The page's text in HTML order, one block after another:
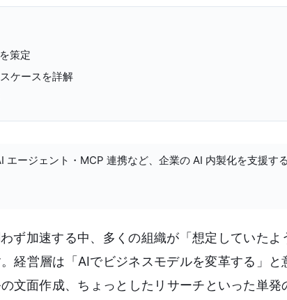
策定
ケースを詳解
ージェント・MCP 連携など、企業の AI 内製化を支援す
ず加速する中、多くの組織が「想定していたよ
経営層は「AIでビジネスモデルを変革する」と
文面作成、ちょっとしたリサーチといった単発